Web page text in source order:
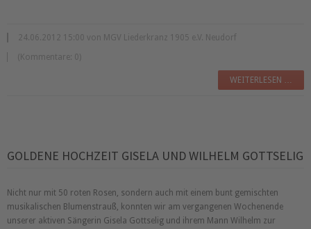
24.06.2012 15:00 von MGV Liederkranz 1905 e.V. Neudorf
(Kommentare: 0)
WEITERLESEN …
GOLDENE HOCHZEIT GISELA UND WILHELM GOTTSELIG
Nicht nur mit 50 roten Rosen, sondern auch mit einem bunt gemischten
musikalischen Blumenstrauß, konnten wir am vergangenen Wochenende
unserer aktiven Sängerin Gisela Gottselig und ihrem Mann Wilhelm zur